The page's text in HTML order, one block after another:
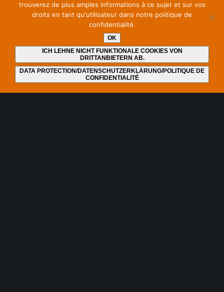
Eingetragen im seit 2022 existierenden Lobbyregister für die
Interessenvertretung gegenüber dem Deutschen Bundestag
und der Bundesregierung unter Nummer R000040.
https://bit.ly/lreg_sos
trouverez de plus amples informations à ce sujet et sur vos
droits en tant qu'utilisateur dans notre politique de
confidentialité.
OK
ICH LEHNE NICHT FUNKTIONALE COOKIES VON
DRITTANBIETERN AB.
DATA PROTECTION/DATENSCHUTZERKLÄRUNG/POLITIQUE DE
CONFIDENTIALITÉ